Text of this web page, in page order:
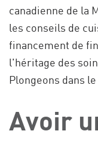
canadienne de la
les conseils de
financement de
l'héritage des
Plongeons dans
Avoir